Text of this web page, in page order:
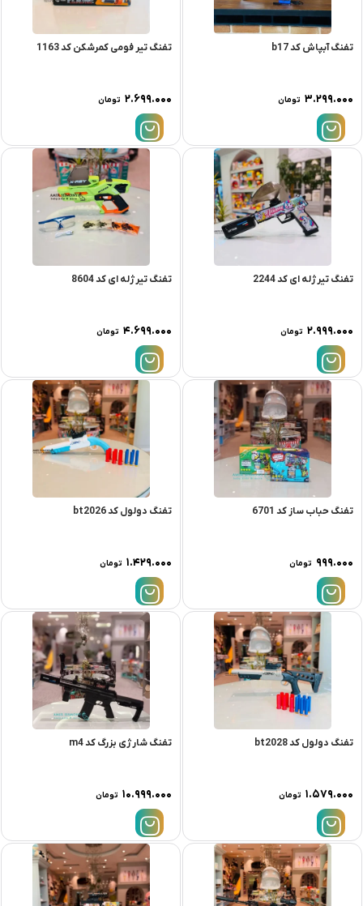
تفنگ آبپاش کد b17
۳.۲۹۹.۰۰۰ تومان
تفنگ تیر فومی کمرشکن کد 1163
۲.۶۹۹.۰۰۰ تومان
تفنگ تیرژله ای کد 2244
۲.۹۹۹.۰۰۰ تومان
تفنگ تیرژله ای کد 8604
۴.۶۹۹.۰۰۰ تومان
تفنگ حباب ساز کد 6701
۹۹۹.۰۰۰ تومان
تفنگ دولول کد bt2026
۱.۴۲۹.۰۰۰ تومان
تفنگ دولول کد bt2028
۱.۵۷۹.۰۰۰ تومان
تفنگ شارژی بزرگ کد m4
۱۰.۹۹۹.۰۰۰ تومان